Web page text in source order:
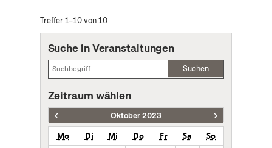
Treffer 1–10 von 10
Suche in Veranstaltungen
Suchen
Zeitraum wählen
Oktober 2023
Mo Di Mi Do Fr Sa
So